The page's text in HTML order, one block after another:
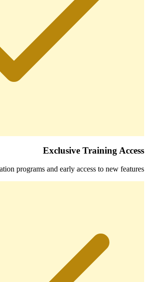
Exclusive Training Access
programs and early access to new features